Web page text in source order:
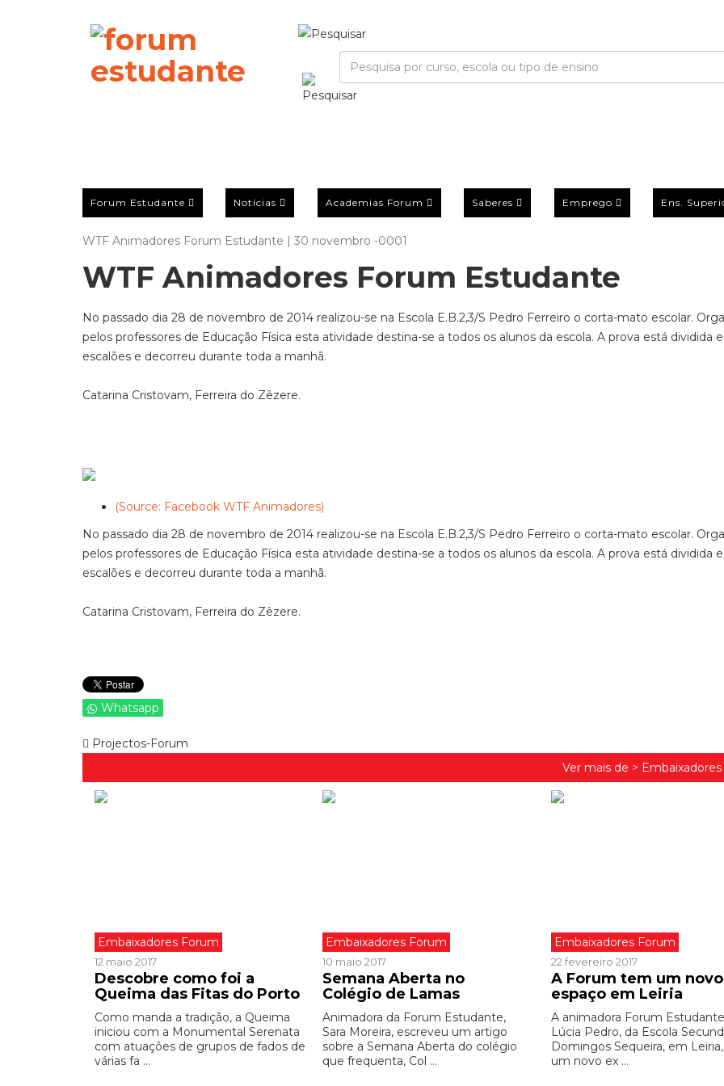
Forum Estudante Notícias Academias Forum Saberes Emprego Ens.
WTF Animadores Forum Estudante | 30 novembro -0001
WTF Animadores Forum Estudante
No passado dia 28 de novembro de 2014 realizou-se na Escola E.B.2,3/S Pedro Ferreiro o corta-mato escolar.
pelos professores de Educação Física esta atividade destina-se a todos os alunos da escola. A prova está dividida
escalões e decorreu durante toda a manhã.
Catarina Cristovam, Ferreira do Zêzere.
(Source: Facebook WTF Animadores)
No passado dia 28 de novembro de 2014 realizou-se na Escola E.B.2,3/S Pedro Ferreiro o corta-mato escolar.
pelos professores de Educação Física esta atividade destina-se a todos os alunos da escola. A prova está dividida
escalões e decorreu durante toda a manhã.
Catarina Cristovam, Ferreira do Zêzere.
Whatsapp
Projectos-Forum
Ver mais de >
Embaixadores Forum
12 maio 2017
Descobre como foi a
Queima das Fitas do Porto
Como manda a tradição, a Queima
iniciou com a Monumental Serenata
com atuações de grupos de fados de
várias fa ...
Embaixadores Forum
10 maio 2017
Semana Aberta no
Colégio de Lamas
Animadora da Forum Estudante,
Sara Moreira, escreveu um artigo
sobre a Semana Aberta do colégio
que frequenta, Col ...
Embaixadores Forum
22 fevereiro 2017
A Forum tem um novo
espaço em Leiria
A animadora Forum
Lúcia Pedro, da Escola
Domingos Sequeira, em
um novo ex ...